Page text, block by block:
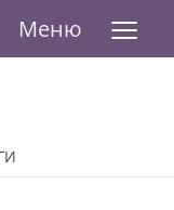
Меню ≡